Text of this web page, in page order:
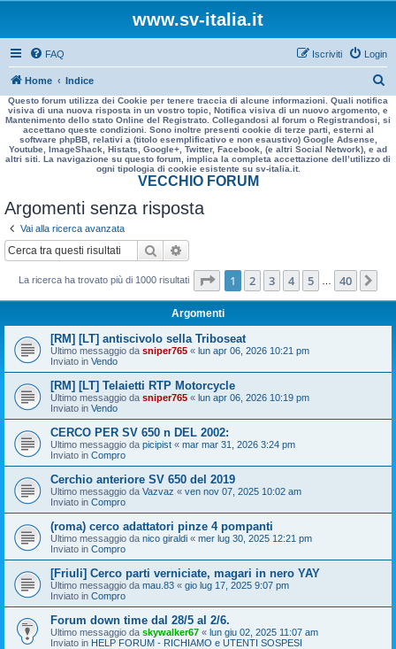
www.sv-italia.it
FAQ Login
Iscriviti
Home Indice
e
r
a
Questo forum utilizza dei Cookie per tenere traccia di alcune informazioni. Quali notifica
visiva di una nuova risposta in un vostro topic, Notifica visiva di un nuovo argomento, e
Mantenimento dello stato Online del Registrato. Collegandosi al forum o Registrandosi, si
accettano queste condizioni. Sono inoltre presenti cookie di terze parti, esterni al
software phpBB, relativi a (titolo esemplificativo e non esaustivo) Google Adsense,
Youtube, ImageShack, Histats, Google+, Twitter, Facebook, (e altri Social Network), e ad
altri siti. La navigazione su questo forum, implica la completa accettazione dell’utilizzo di
ogni tipologia di cookie esistente su sv-italia.it.
VECCHIO FORUM
Argomenti senza risposta
Vai alla ricerca avanzata
Cerca
La ricerca ha trovato più di 1000 risultati Pagina di 40
1 2 3 4 5 40
Argomenti
[RM] [LT] antiscivolo sella Triboseat
Ultimo messaggio da sniper765 « lun apr 06, 2026 10:21 pm
Inviato in Vendo
[RM] [LT] Telaietti RTP Motorcycle
Ultimo messaggio da sniper765 « lun apr 06, 2026 10:19 pm
Inviato in Vendo
CERCO PER SV 650 n DEL 2002:
Ultimo messaggio da picipist « mar mar 31, 2026 3:24 pm
Inviato in Compro
Cerchio anteriore SV 650 del 2019
Ultimo messaggio da Vazvaz « ven nov 07, 2025 10:02 am
Inviato in Compro
(roma) cerco adattatori pinze 4 pompanti
Ultimo messaggio da nico giraldi « mer lug 30, 2025 12:21 pm
Inviato in Compro
[Friuli] Cerco parti verniciate, magari in nero YAY
Ultimo messaggio da mau.83 « gio lug 17, 2025 9:07 pm
Inviato in Compro
Forum down time dal 28/5 al 2/6.
Ultimo messaggio da skywalker67 « lun giu 02, 2025 11:07 am
Inviato in HELP FORUM - RICHIAMO e UTENTI SOSPESI